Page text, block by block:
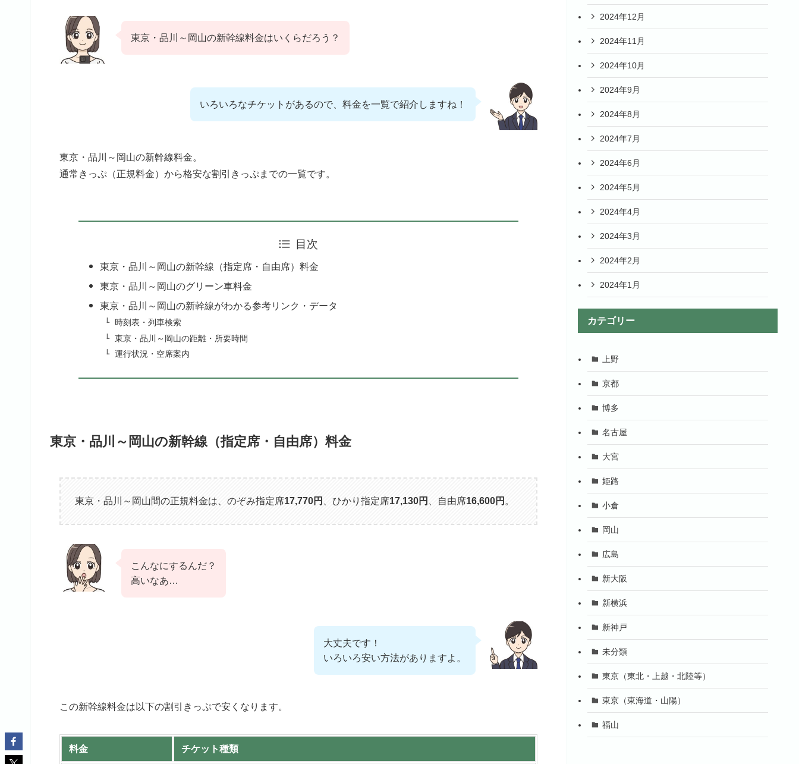
東京・品川～岡山の新幹線料金はいくらだろう？
いろいろなチケットがあるので、料金を一覧で紹介しますね！
東京・品川～岡山の新幹線料金。
通常きっぷ（正規料金）から格安な割引きっぷまでの一覧です。
目次
東京・品川～岡山の新幹線（指定席・自由席）料金
東京・品川～岡山のグリーン車料金
東京・品川～岡山の新幹線がわかる参考リンク・データ
時刻表・列車検索
東京・品川～岡山の距離・所要時間
運行状況・空席案内
東京・品川～岡山の新幹線（指定席・自由席）料金
東京・品川～岡山間の正規料金は、のぞみ指定席17,770円 、ひかり指定席17,130円 、自由席16,600円 。
こんなにするんだ？
高いなあ…
大丈夫です！
いろいろ安い方法がありますよ。
この新幹線料金は以下の割引きっぷで安くなります。
料金 チケット種類
2024年12月
2024年11月
2024年10月
2024年9月
2024年8月
2024年7月
2024年6月
2024年5月
2024年4月
2024年3月
2024年2月
2024年1月
カテゴリー
上野
京都
博多
名古屋
大宮
姫路
小倉
岡山
広島
新大阪
新横浜
新神戸
未分類
東京（東北・上越・北陸等）
東京（東海道・山陽）
福山